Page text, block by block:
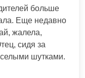
больше
Еще недавно
жалела,
сидя за
шутками.